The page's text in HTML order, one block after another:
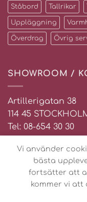
Ståbord Tallrikar
Uppläggning
Överdrag Övrig
SHOWROOM /
Artillerigatan 38
114 45
Tel: 08-654 30 30
Vi använder
bästa
fortsätter att
kommer vi att